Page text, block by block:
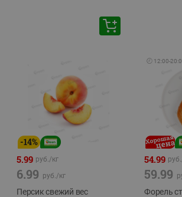
-14%
5.99 руб./кг
6.99 руб./кг
Персик свежий вес
🕘 12:00-
54.99
59.99
Форель